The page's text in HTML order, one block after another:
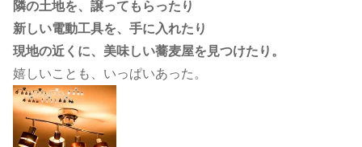
隣の土地を、譲ってもらったり
新しい電動工具を、手に入れたり
現地の近くに、美味しい蕎麦屋を見つけたり。
嬉しいことも、いっぱいあった。